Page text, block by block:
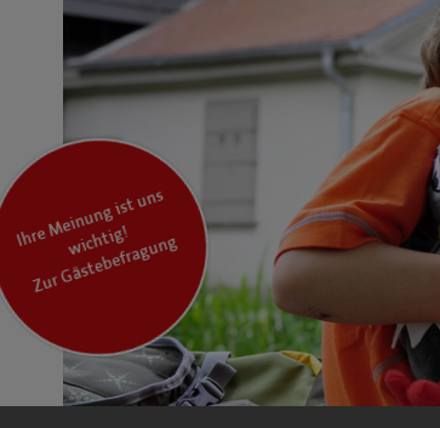
I
hr
e
M
ei
n
u
n
g ist
u
ns
wic
hti
g!
Zur Gästebefragung